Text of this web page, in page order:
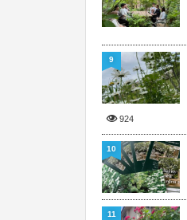
924
9
10
11